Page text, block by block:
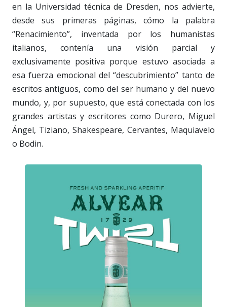
en la Universidad técnica de Dresden, nos advierte,
desde sus primeras páginas, cómo la palabra
“Renacimiento”, inventada por los humanistas
italianos, contenía una visión parcial y
exclusivamente positiva porque estuvo asociada a
esa fuerza emocional del “descubrimiento” tanto de
escritos antiguos, como del ser humano y del nuevo
mundo, y, por supuesto, que está conectada con los
grandes artistas y escritores como Durero, Miguel
Ángel, Tiziano, Shakespeare, Cervantes, Maquiavelo
o Bodin.